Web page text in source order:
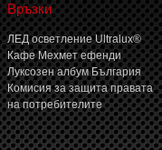
Връзки
ЛЕД осветление Ultralux®
Кафе Мехмет ефенди
Луксозен албум България
Комисия за защита правата
на потребителите